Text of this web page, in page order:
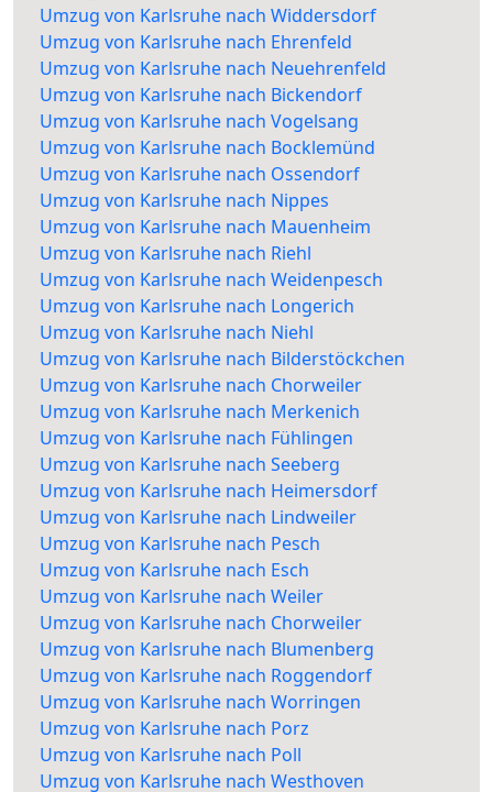
Umzug von Karlsruhe nach Widdersdorf
Umzug von Karlsruhe nach Ehrenfeld
Umzug von Karlsruhe nach Neuehrenfeld
Umzug von Karlsruhe nach Bickendorf
Umzug von Karlsruhe nach Vogelsang
Umzug von Karlsruhe nach Bocklemünd
Umzug von Karlsruhe nach Ossendorf
Umzug von Karlsruhe nach Nippes
Umzug von Karlsruhe nach Mauenheim
Umzug von Karlsruhe nach Riehl
Umzug von Karlsruhe nach Weidenpesch
Umzug von Karlsruhe nach Longerich
Umzug von Karlsruhe nach Niehl
Umzug von Karlsruhe nach Bilderstöckchen
Umzug von Karlsruhe nach Chorweiler
Umzug von Karlsruhe nach Merkenich
Umzug von Karlsruhe nach Fühlingen
Umzug von Karlsruhe nach Seeberg
Umzug von Karlsruhe nach Heimersdorf
Umzug von Karlsruhe nach Lindweiler
Umzug von Karlsruhe nach Pesch
Umzug von Karlsruhe nach Esch
Umzug von Karlsruhe nach Weiler
Umzug von Karlsruhe nach Chorweiler
Umzug von Karlsruhe nach Blumenberg
Umzug von Karlsruhe nach Roggendorf
Umzug von Karlsruhe nach Worringen
Umzug von Karlsruhe nach Porz
Umzug von Karlsruhe nach Poll
Umzug von Karlsruhe nach Westhoven